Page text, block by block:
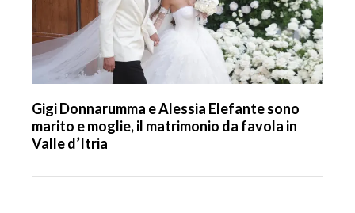
Gigi Donnarumma e Alessia Elefante sono
marito e moglie, il matrimonio da favola in
Valle d’Itria